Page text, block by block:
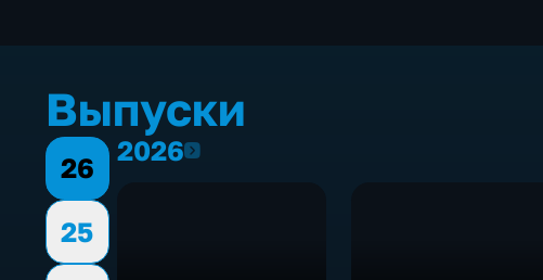
Выпуски
26
25
20262026